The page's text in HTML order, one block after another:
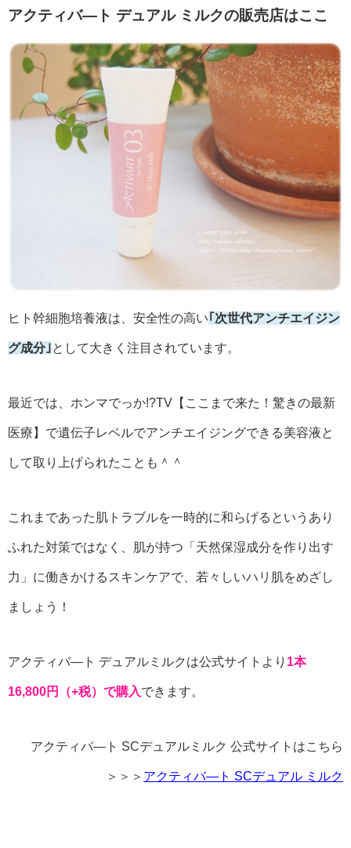
アクティバ―ト デュアル ミルクの販売店はここ
ヒト幹細胞培養液は、安全性の高い｢次世代アンチエイジン
グ成分｣ として大きく注目されています。
最近では、ホンマでっか!?TV【ここまで来た！驚きの最新
医療】で遺伝子レベルでアンチエイジングできる美容液と
して取り上げられたことも＾＾
これまであった肌トラブルを一時的に和らげるというあり
ふれた対策ではなく、肌が持つ「天然保湿成分を作り出す
力」に働きかけるスキンケアで、若々しいハリ肌をめざし
ましょう！
アクティバ―ト デュアルミルクは公式サイトより 1本
16,800円（+税）で購入できます。
アクティバ―ト SCデュアルミルク 公式サイトはこちら
＞＞＞ アクティバ―ト SCデュアル ミルク